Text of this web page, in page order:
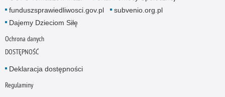
funduszsprawiedliwosci.gov.pl
subvenio.org.pl
Dajemy Dzieciom Siłę
Ochrona danych
DOSTĘPNOŚĆ
Deklaracja dostępności
Regulaminy